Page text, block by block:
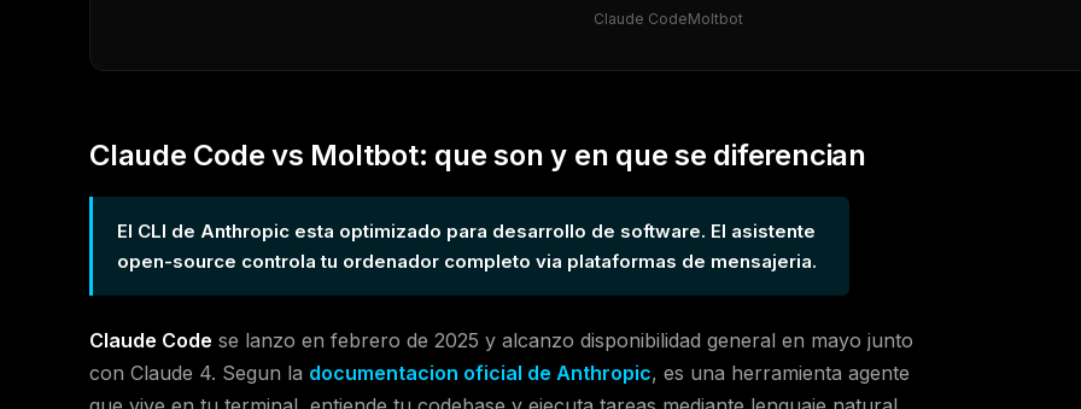
Claude CodeMoltbot
Claude Code vs Moltbot: que son y en que se diferencian
El CLI de Anthropic esta optimizado para desarrollo de software. El asistente
open-source controla tu ordenador completo via plataformas de mensajeria.
Claude Code se lanzo en febrero de 2025 y alcanzo disponibilidad general en mayo junto
con Claude 4. Segun la documentacion oficial de Anthropic, es una herramienta agente